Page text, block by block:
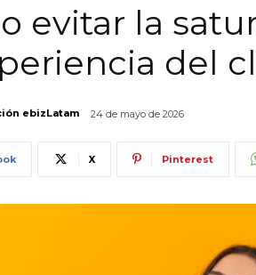
evitar la
del
ebizLatam 24 de mayo de 2026
X Pinterest